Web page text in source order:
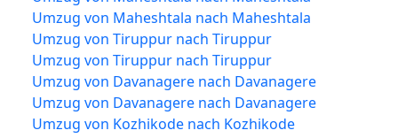
Umzug von Maheshtala nach Maheshtala
Umzug von Tiruppur nach Tiruppur
Umzug von Tiruppur nach Tiruppur
Umzug von Davanagere nach Davanagere
Umzug von Davanagere nach Davanagere
Umzug von Kozhikode nach Kozhikode